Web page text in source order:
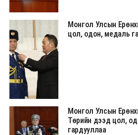
Монгол Улсын
цол, одон, медаль
Монгол Улсын
Төрийн дээд цол,
гардууллаа